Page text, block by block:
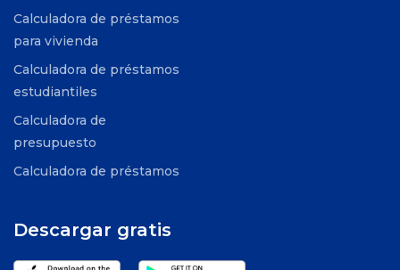
Calculadora de préstamos
para vivienda
Calculadora de préstamos
estudiantiles
Calculadora de
presupuesto
Calculadora de préstamos
Descargar gratis